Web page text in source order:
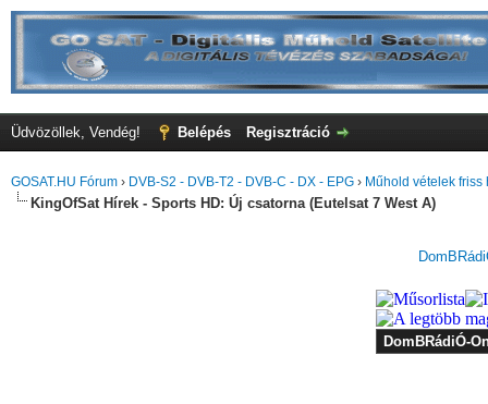
Üdvözöllek, Vendég! Belépés Regisztráció
GOSAT.HU Fórum › DVB-S2 - DVB-T2 - DVB-C - DX - EPG › Műhold vételek friss
KingOfSat Hírek - Sports HD: Új csatorna (Eutelsat 7 West A)